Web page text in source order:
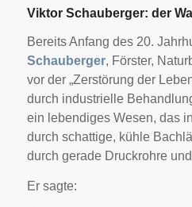
Viktor Schauberger: der
Bereits Anfang des 20.
Schauberger, Förster,
vor der „Zerstörung der
durch industrielle
ein lebendiges Wesen, das
durch schattige, kühle
durch gerade Druckrohre
Er sagte: